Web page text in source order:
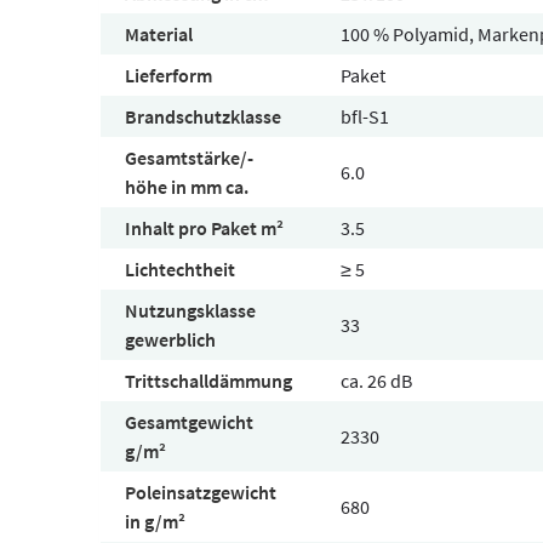
Material
100 % Polyamid,
Lieferform
Paket
Brandschutzklasse
bfl-S1
Gesamtstärke/-
höhe in mm ca.
6.0
Inhalt pro Paket m²
3.5
Lichtechtheit
≥ 5
Nutzungsklasse
gewerblich
33
Trittschalldämmung
ca. 26 dB
Gesamtgewicht
g/m²
2330
Poleinsatzgewicht
in g/m²
680